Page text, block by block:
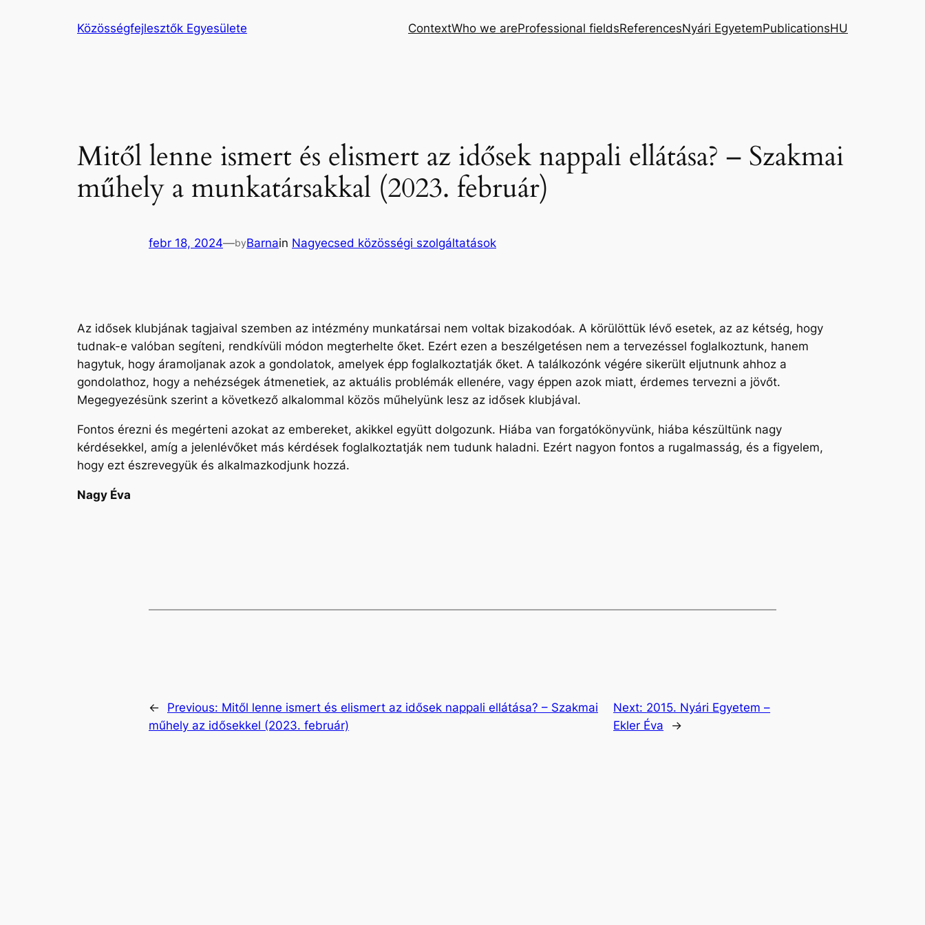
Közösségfejlesztők Egyesülete ContextWho we areProfessional fieldsReferencesNyári EgyetemPublicationsHU
Mitől lenne ismert és elismert az idősek nappali ellátása? – Szakmai
műhely a munkatársakkal (2023. február)
febr 18, 2024—byBarnain Nagyecsed közösségi szolgáltatások
Az idősek klubjának tagjaival szemben az intézmény munkatársai nem voltak bizakodóak. A körülöttük lévő esetek, az az kétség, hogy
tudnak-e valóban segíteni, rendkívüli módon megterhelte őket. Ezért ezen a beszélgetésen nem a tervezéssel foglalkoztunk, hanem
hagytuk, hogy áramoljanak azok a gondolatok, amelyek épp foglalkoztatják őket. A találkozónk végére sikerült eljutnunk ahhoz a
gondolathoz, hogy a nehézségek átmenetiek, az aktuális problémák ellenére, vagy éppen azok miatt, érdemes tervezni a jövőt.
Megegyezésünk szerint a következő alkalommal közös műhelyünk lesz az idősek klubjával.
Fontos érezni és megérteni azokat az embereket, akikkel együtt dolgozunk. Hiába van forgatókönyvünk, hiába készültünk nagy
kérdésekkel, amíg a jelenlévőket más kérdések foglalkoztatják nem tudunk haladni. Ezért nagyon fontos a rugalmasság, és a figyelem,
hogy ezt észrevegyük és alkalmazkodjunk hozzá.
Nagy Éva
← Previous: Mitől lenne ismert és elismert az idősek nappali ellátása? – Szakmai
műhely az idősekkel (2023. február)
Next: 2015. Nyári Egyetem –
Ekler Éva
→